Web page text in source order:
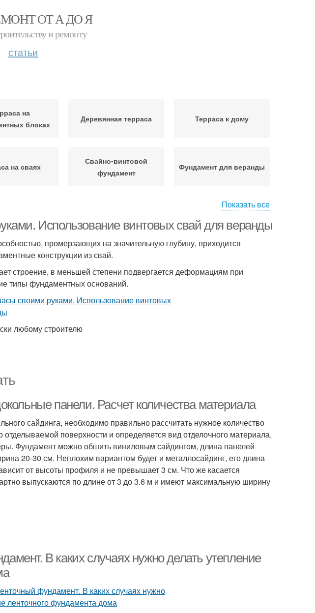
ОТ А ДО Я
и ремонту
статьи
на
блоках
Деревянная терраса Терраса к дому
на сваях
Свайно-винтовой
фундамент
Фундамент для веранды
пристройку
Терраса на винтовых
сваях
на бетонных
сваях
Показать все
Использование винтовых свай для веранды
промерзающих на значительную глубину, приходится
конструкции из свай.
строение, в меньшей степени подвергается деформациям при
типы фундаментных оснований.
любому строителю
панели. Расчет количества материала
сайдинга, необходимо правильно рассчитать нужное количество
отделываемой поверхности и определяется вид отделочного материала,
Фундамент можно обшить виниловым сайдингом, длина панелей
20-30 см. Неплохим вариантом будет и металлосайдинг, его длина
от высоты профиля и не превышает 3 см. Что же касается
выпускаются по длине от 3 до 3.6 м и имеют максимальную ширину
В каких случаях нужно делать утепление